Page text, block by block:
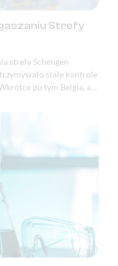
Strefy
strefy Schengen
stałe kontrole
po tym Belgia, a
do
kontroli granicznych —
integracji
celów